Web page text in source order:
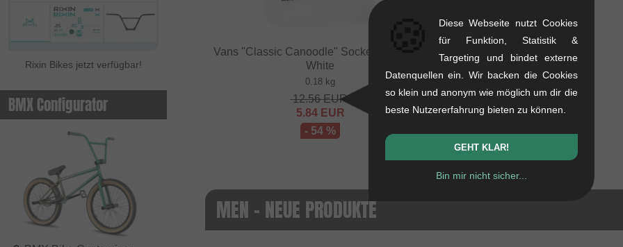
Rixin Bikes jetzt verfügbar!
BMX Configurator
Vans "Classic Canoodle" Socken (3 Paar) -
White
0.18 kg
12.56EUR
5.84EUR
- 54 %
MEN - NEUE PRODUKTE
Diese Webseite nutzt Cookies
für Funktion, Statistik &
Targeting und bindet externe
Datenquellen ein. Wir backen die Cookies
so klein und anonym wie möglich um dir die
beste Nutzererfahrung bieten zu können.
GEHT KLAR!
Bin mir nicht sicher...